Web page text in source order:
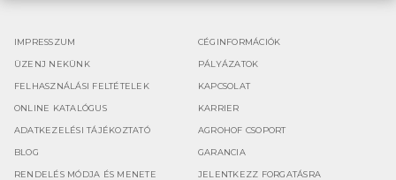
IMPRESSZUM CÉGINFORMÁCIÓK
ÜZENJ NEKÜNK PÁLYÁZATOK
FELHASZNÁLÁSI FELTÉTELEK KAPCSOLAT
ONLINE KATALÓGUS KARRIER
ADATKEZELÉSI TÁJÉKOZTATÓ AGROHOF CSOPORT
BLOG GARANCIA
RENDELÉS MÓDJA ÉS MENETE JELENTKEZZ FORGATÁSRA